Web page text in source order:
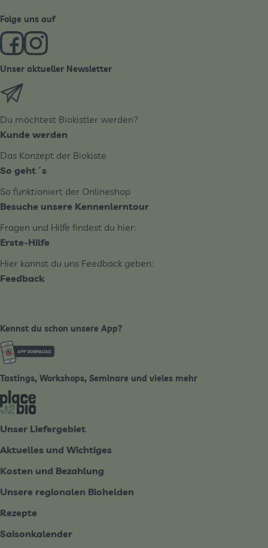
Folge uns auf
Externer Link zu https://www.facebook.com/derBiobote/
Externer Link zu https://www.instagram.com/
Unser aktueller Newsletter
Du möchtest Biokistler werden?
Kunde werden
Das Konzept der Biokiste
So geht´s
So funktioniert der Onlineshop
Besuche unsere Kennenlerntour
Fragen und Hilfe findest du hier:
Erste-Hilfe
Hier kannst du uns Feedback geben:
Feedback
Kennst du schon unsere App?
Externer Link zu https://www.biobote-
Tastings, Workshops, Seminare und vieles mehr
Externer Link zu https://place2bio.de/
Unser Liefergebiet
Aktuelles und Wichtiges
Kosten und Bezahlung
Unsere regionalen Biohelden
Rezepte
Saisonkalender